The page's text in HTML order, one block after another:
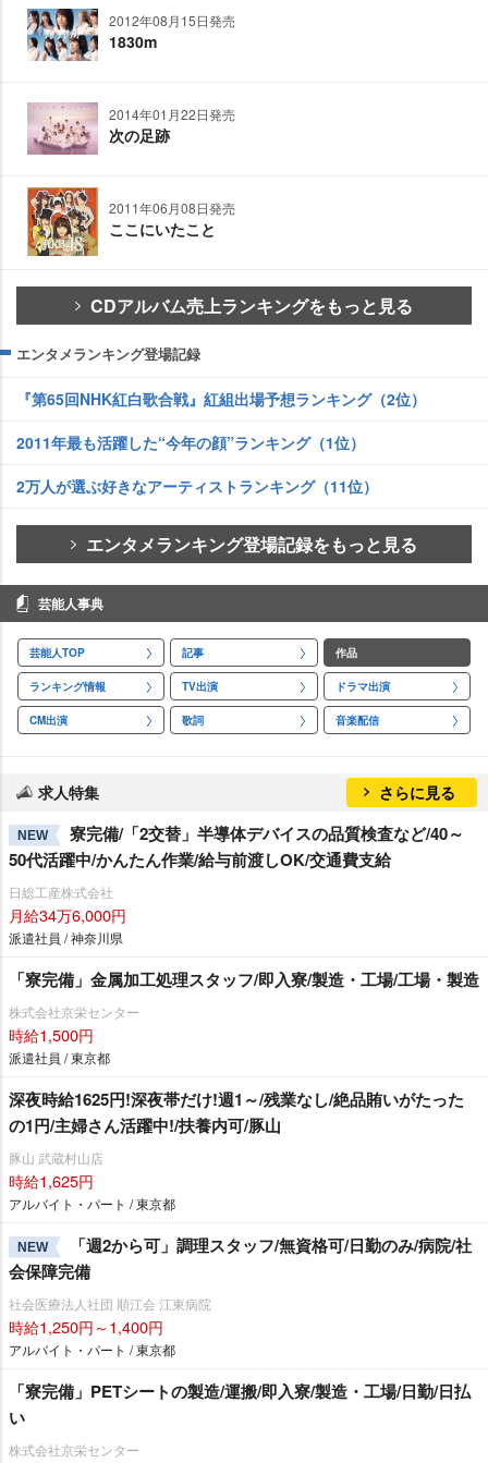
2012年08月15日発売
1830m
2014年01月22日発売
次の足跡
2011年06月08日発売
ここにいたこと
CDアルバム売上ランキングをもっと見る
エンタメランキング登場記録
『第65回NHK紅白歌合戦』紅組出場予想ランキング（2位）
2011年最も活躍した“今年の顔”ランキング（1位）
2万人が選ぶ好きなアーティストランキング（11位）
エンタメランキング登場記録をもっと見る
芸能人事典
芸能人TOP 記事 作品
ランキング情報 TV出演 ドラマ出演
CM出演 歌詞 音楽配信
求人特集 さらに見る
NEW
寮完備/「2交替」半導体デバイスの品質検査など/40～
50代活躍中/かんたん作業/給与前渡しOK/交通費支給
日総工産株式会社
月給34万6,000円
派遣社員 / 神奈川県
「寮完備」金属加工処理スタッフ/即入寮/製造・工場/工場・製造
株式会社京栄センター
時給1,500円
派遣社員 / 東京都
深夜時給1625円!深夜帯だけ!週1～/残業なし/絶品賄いがたった
の1円/主婦さん活躍中!/扶養内可/豚山
豚山 武蔵村山店
時給1,625円
アルバイト・パート / 東京都
NEW
「週2から可」調理スタッフ/無資格可/日勤のみ/病院/社
会保障完備
社会医療法人社団 順江会 江東病院
時給1,250円～1,400円
アルバイト・パート / 東京都
「寮完備」PETシートの製造/運搬/即入寮/製造・工場/日勤/日払
い
株式会社京栄センター